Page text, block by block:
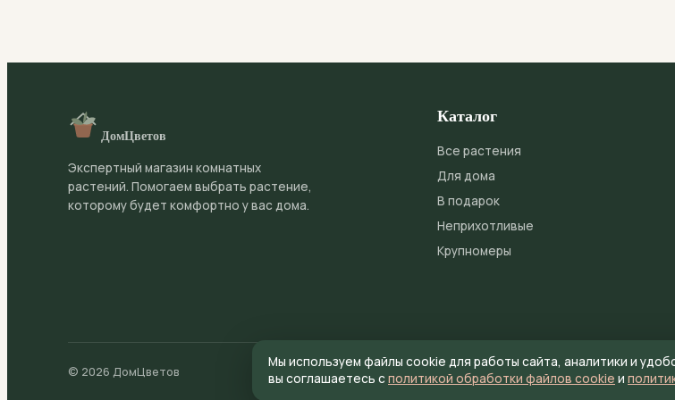
ДомЦветов
Экспертный магазин комнатных
растений. Помогаем выбрать растение,
которому будет комфортно у вас дома.
Каталог
Все растения
Для дома
В подарок
Неприхотливые
Крупномеры
© 2026 ДомЦветов Публичная оферта Политика конфиденциальности
Мы используем файлы cookie для работы сайта, аналитики и
вы соглашаетесь с политикой обработки файлов cookie и